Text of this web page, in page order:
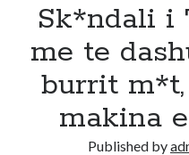
Sk*ndali i
me te
burrit
makina e
Published by